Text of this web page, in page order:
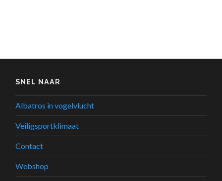
SNEL NAAR
Albatros in vogelvlucht
Veiligsportklimaat
Contact
Webshop